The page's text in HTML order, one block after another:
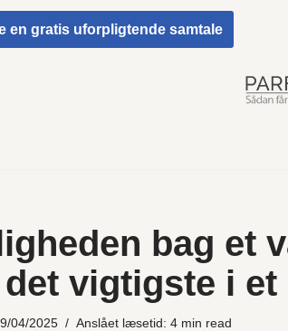
en gratis uforpligtende samtale
bag et
det vigtigste i
04/2025 Anslået læsetid: 4 min read